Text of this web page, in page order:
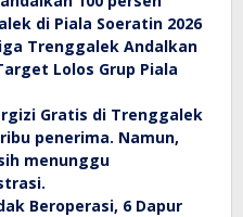
Trenggalek Andalkan
Lolos Grup Piala
Beroperasi, 6 Dapur